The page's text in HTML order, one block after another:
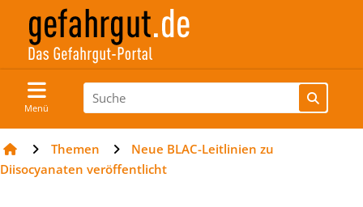
Menü
Themen
Neue BLAC-Leitlinien zu
Diisocyanaten veröffentlicht